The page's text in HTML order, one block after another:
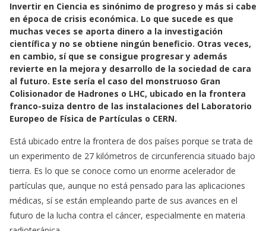
c
e
b
o
o
k
a
t
s
A
p
p
a
i
Invertir en Ciencia es sinónimo de progreso y más si cabe
en época de crisis económica. Lo que sucede es que
muchas veces se aporta dinero a la investigación
científica y no se obtiene ningún beneficio. Otras veces,
en cambio, sí que se consigue progresar y además
revierte en la mejora y desarrollo de la sociedad de cara
al futuro. Este sería el caso del monstruoso Gran
Colisionador de Hadrones o LHC, ubicado en la frontera
franco-suiza dentro de las instalaciones del Laboratorio
Europeo de Física de Partículas o CERN.
Está ubicado entre la frontera de dos países porque se trata de
un experimento de 27 kilómetros de circunferencia situado bajo
tierra. Es lo que se conoce como un enorme acelerador de
partículas que, aunque no está pensado para las aplicaciones
médicas, sí se están empleando parte de sus avances en el
futuro de la lucha contra el cáncer, especialmente en materia